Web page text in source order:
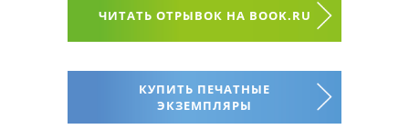
ЧИТАТЬ ОТРЫВОК НА BOOK.RU
КУПИТЬ ПЕЧАТНЫЕ
ЭКЗЕМПЛЯРЫ